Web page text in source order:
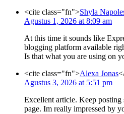
<cite class="fn">Shyla
Agustus 1, 2026 at 8:09 am
At this time it sounds like
blogging platform available
Is that what you are using on
<cite class="fn">Alexa Jonas
Agustus 3, 2026 at 5:51 pm
Excellent article. Keep
page. Im really impressed by